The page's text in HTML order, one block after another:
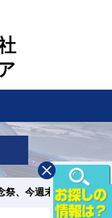
祭、今週末まで！